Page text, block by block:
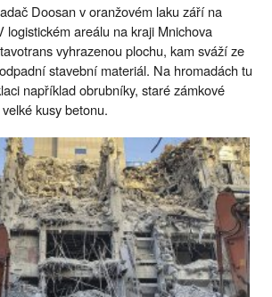
Doosan v oranžovém laku září na
logistickém areálu na kraji Mnichova
vyhrazenou plochu, kam sváží ze
stavební materiál. Na hromadách tu
například obrubníky, staré zámkové
kusy betonu.